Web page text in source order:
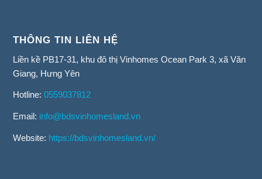
THÔNG TIN LIÊN HỆ
Liền kề PB17-31, khu đô thị Vinhomes Ocean Park 3, xã Văn
Giang, Hưng Yên
Hotline:0559037812
Email: info@bdsvinhomesland.vn
Website: https://bdsvinhomesland.vn/